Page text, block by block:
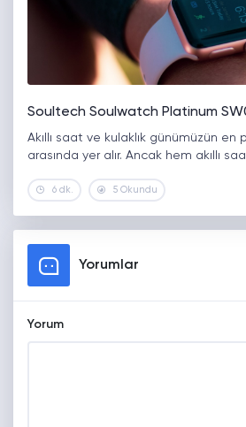
Soultech Soulwatch Platinum
Akıllı saat ve kulaklık günümüzün en
arasında yer alır. Ancak hem akıllı
6 dk. 5 Okundu
Yorumlar
Yorum